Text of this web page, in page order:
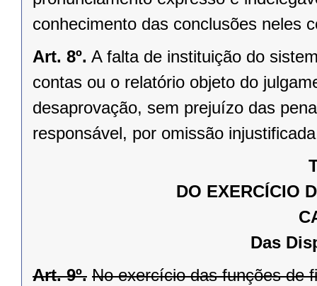
conhecimento das conclusões neles
Art. 8º. A falta de instituição do
contas ou o relatório objeto do
desaprovação, sem prejuízo das
responsável, por omissão
DO EXERCÍCIO
Das
Art. 9º. No exercício das funções de